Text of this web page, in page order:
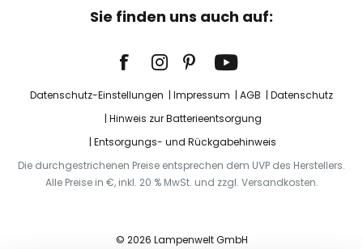
Sie finden uns auch auf:
Datenschutz-Einstellungen Impressum AGB
Datenschutz
Hinweis zur Batterieentsorgung
Entsorgungs- und Rückgabehinweis
Die durchgestrichenen Preise entsprechen dem UVP des Herstellers.
Alle Preise in €, inkl. 20 % MwSt. und zzgl. Versandkosten.
© 2026 Lampenwelt GmbH